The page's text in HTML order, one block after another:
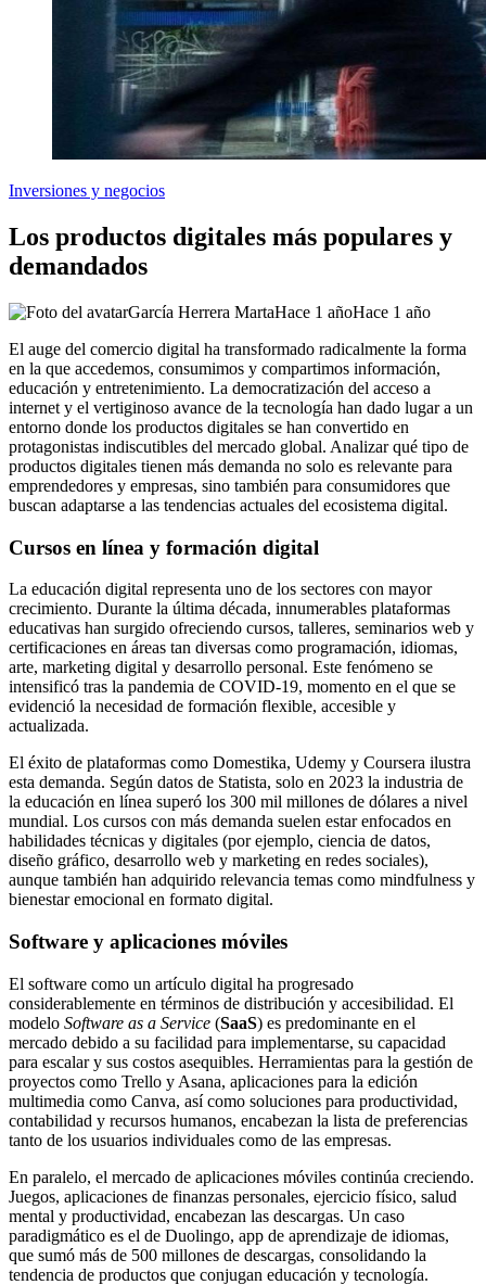
Inversiones y negocios
Los productos digitales más populares y
demandados
García Herrera MartaHace 1 añoHace 1 año
El auge del comercio digital ha transformado radicalmente la forma
en la que accedemos, consumimos y compartimos información,
educación y entretenimiento. La democratización del acceso a
internet y el vertiginoso avance de la tecnología han dado lugar a un
entorno donde los productos digitales se han convertido en
protagonistas indiscutibles del mercado global. Analizar qué tipo de
productos digitales tienen más demanda no solo es relevante para
emprendedores y empresas, sino también para consumidores que
buscan adaptarse a las tendencias actuales del ecosistema digital.
Cursos en línea y formación digital
La educación digital representa uno de los sectores con mayor
crecimiento. Durante la última década, innumerables plataformas
educativas han surgido ofreciendo cursos, talleres, seminarios web y
certificaciones en áreas tan diversas como programación, idiomas,
arte, marketing digital y desarrollo personal. Este fenómeno se
intensificó tras la pandemia de COVID-19, momento en el que se
evidenció la necesidad de formación flexible, accesible y
actualizada.
El éxito de plataformas como Domestika, Udemy y Coursera ilustra
esta demanda. Según datos de Statista, solo en 2023 la industria de
la educación en línea superó los 300 mil millones de dólares a nivel
mundial. Los cursos con más demanda suelen estar enfocados en
habilidades técnicas y digitales (por ejemplo, ciencia de datos,
diseño gráfico, desarrollo web y marketing en redes sociales),
aunque también han adquirido relevancia temas como mindfulness y
bienestar emocional en formato digital.
Software y aplicaciones móviles
El software como un artículo digital ha progresado
considerablemente en términos de distribución y accesibilidad. El
modelo Software as a Service (SaaS) es predominante en el
mercado debido a su facilidad para implementarse, su capacidad
para escalar y sus costos asequibles. Herramientas para la gestión de
proyectos como Trello y Asana, aplicaciones para la edición
multimedia como Canva, así como soluciones para productividad,
contabilidad y recursos humanos, encabezan la lista de preferencias
tanto de los usuarios individuales como de las empresas.
En paralelo, el mercado de aplicaciones móviles continúa creciendo.
Juegos, aplicaciones de finanzas personales, ejercicio físico, salud
mental y productividad, encabezan las descargas. Un caso
paradigmático es el de Duolingo, app de aprendizaje de idiomas,
que sumó más de 500 millones de descargas, consolidando la
tendencia de productos que conjugan educación y tecnología.